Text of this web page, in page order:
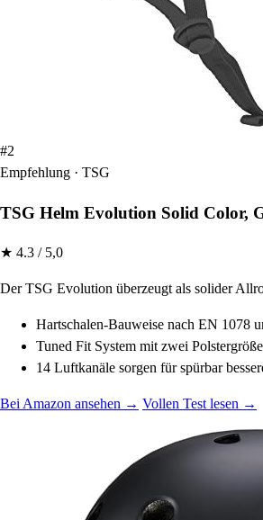
#2
Empfehlung · TSG
TSG Helm Evolution Solid Color,
★ 4.3 / 5,0
Der TSG Evolution überzeugt als solider
Hartschalen-Bauweise nach EN 1078
Tuned Fit System mit zwei
14 Luftkanäle sorgen für spürbar
Bei Amazon ansehen → Vollen Test lesen →